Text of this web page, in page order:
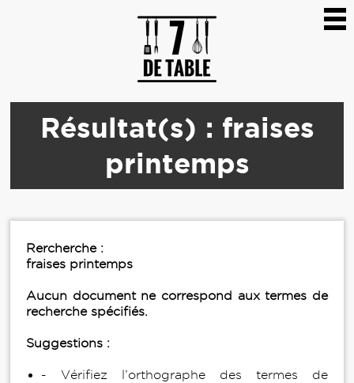
Résultat(s) : fraises
printemps
Rercherche :
fraises printemps
Aucun document ne correspond aux termes de
recherche spécifiés.
Suggestions :
- Vérifiez l’orthographe des termes de